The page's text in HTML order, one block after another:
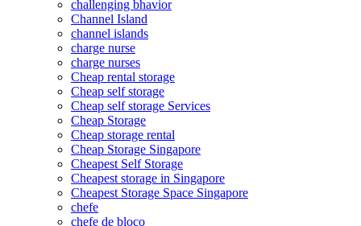
challenging bhavior
Channel Island
channel islands
charge nurse
charge nurses
Cheap rental storage
Cheap self storage
Cheap self storage Services
Cheap Storage
Cheap storage rental
Cheap Storage Singapore
Cheapest Self Storage
Cheapest storage in Singapore
Cheapest Storage Space Singapore
chefe
chefe de bloco